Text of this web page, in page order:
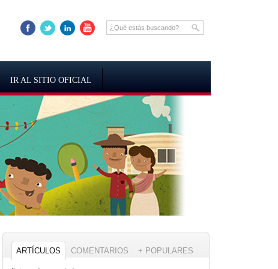
IR AL SITIO OFICIAL
ARTÍCULOS COMENTARIOS + POPULARES